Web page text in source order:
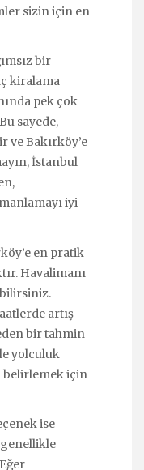
sizin için en
bir
kiralama
pek çok
sayede,
ve Bakırköy’e
İstanbul
iyi
en pratik
Havalimanı
artış
bir tahmin
yolculuk
belirlemek için
ise